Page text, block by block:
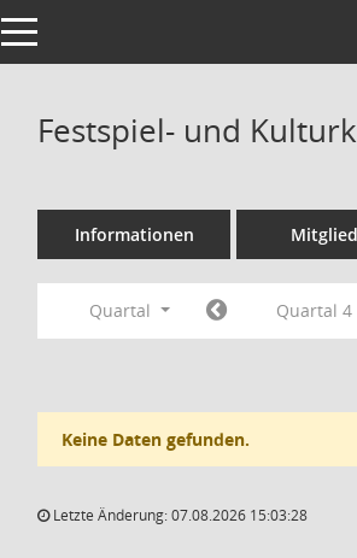
Toggle navigation
Festspiel- und
Informationen
Quartal Quartal 4
Keine Daten gefunden.
Letzte Änderung: 07.08.2026 15:03:28